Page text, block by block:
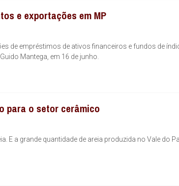
e exportações em MP
de empréstimos de ativos financeiros e fundos de
Mantega, em 16 de junho.
para o setor cerâmico
E a grande quantidade de areia produzida no Vale do